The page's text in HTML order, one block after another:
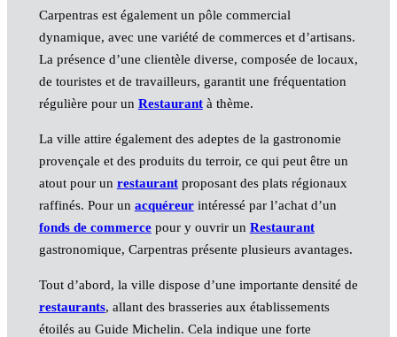
Carpentras est également un pôle commercial
dynamique, avec une variété de commerces et d’artisans.
La présence d’une clientèle diverse, composée de locaux,
de touristes et de travailleurs, garantit une fréquentation
régulière pour un Restaurantà thème.
La ville attire également des adeptes de la gastronomie
provençale et des produits du terroir, ce qui peut être un
atout pour un restaurantproposant des plats régionaux
raffinés. Pour un acquéreurintéressé par l’achat d’un
fonds de commercepour y ouvrir un Restaurant
gastronomique, Carpentras présente plusieurs avantages.
Tout d’abord, la ville dispose d’une importante densité de
restaurants, allant des brasseries aux établissements
étoilés au Guide Michelin. Cela indique une forte